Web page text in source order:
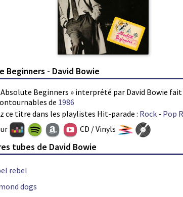
Beginners - David Bowie
Beginners » interprété par David Bowie
de 1986
ce titre dans les playlistes Hit-parade : Rock - Pop
CD / Vinyls
tubes de David Bowie
rebel
dogs